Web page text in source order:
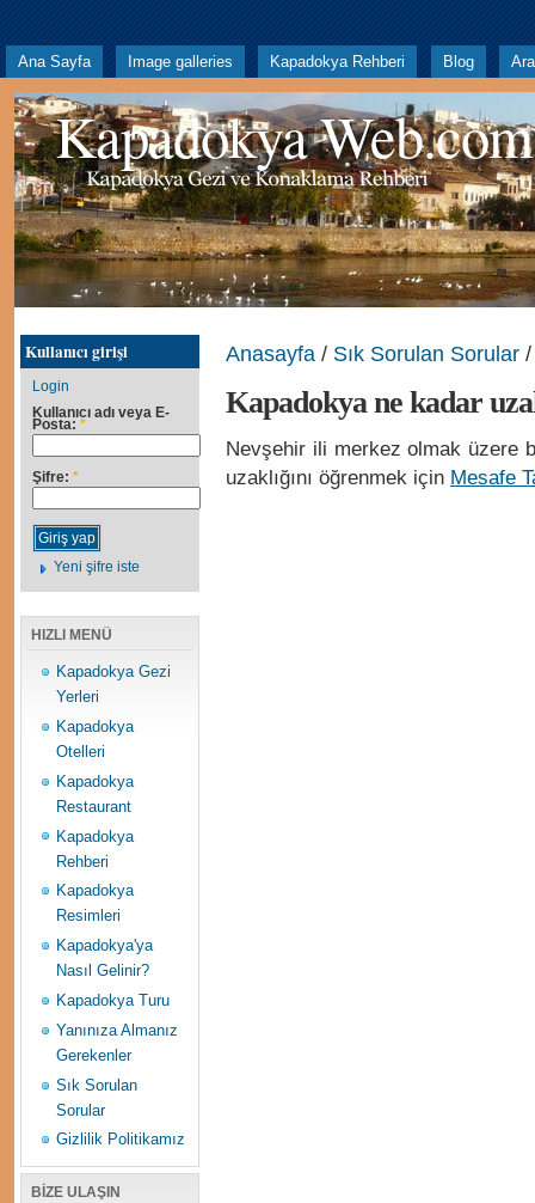
Ana Sayfa Image galleries Kapadokya Rehberi Blog Ara
Kapadokya Web.com
Kullanıcı girişi
Login
Kullanıcı adı veya E-
Posta: *
Şifre: *
Yeni şifre iste
HIZLI MENÜ
Kapadokya Gezi
Yerleri
Kapadokya
Otelleri
Kapadokya
Restaurant
Kapadokya
Rehberi
Kapadokya
Resimleri
Kapadokya'ya
Nasıl Gelinir?
Kapadokya Turu
Yanınıza Almanız
Gerekenler
Sık Sorulan
Sorular
Gizlilik Politikamız
BİZE ULAŞIN
Anasayfa / Sık Sorulan Sorular /
Kapadokya ne kadar
Nevşehir ili merkez olmak üzere
uzaklığını öğrenmek için Mesafe